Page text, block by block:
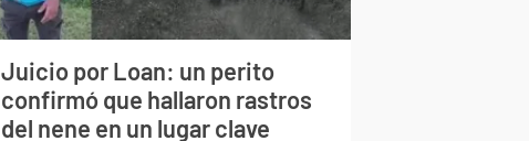
Juicio por Loan: un perito
confirmó que hallaron rastros
del nene en un lugar clave